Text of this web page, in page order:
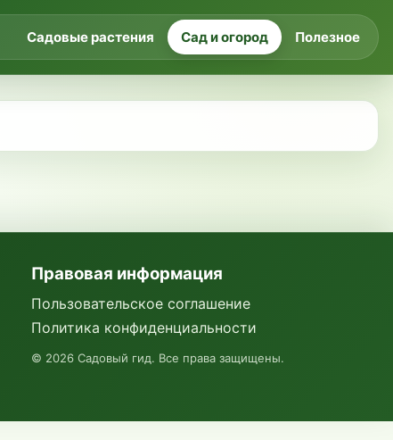
Садовые растения Сад и огород Полезное
Правовая информация
Пользовательское соглашение
Политика конфиденциальности
© 2026 Садовый гид. Все права защищены.